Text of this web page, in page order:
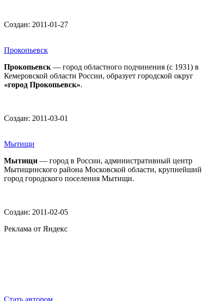
Создан: 2011-01-27
Прокопьевск
Прокопьевск — город областного подчинения (с 1931) в
Кемеровской области России, образует городской округ
«город Прокопьевск».
Создан: 2011-03-01
Мытищи
Мытищи — город в России, административный центр
Мытищинского района Московской области, крупнейший
город городского поселения Мытищи.
Создан: 2011-02-05
Реклама от Яндекс
Стать автором